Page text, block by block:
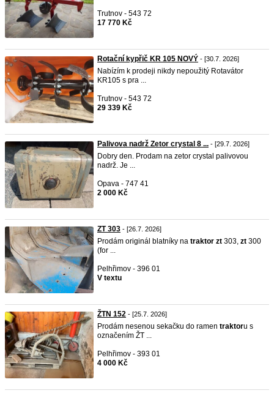
Trutnov - 543 72
17 770 Kč
Rotační kypřič KR 105 NOVÝ - [30.7. 2026]
Nabízím k prodeji nikdy nepoužitý Rotavátor
KR105 s pra ...
Trutnov - 543 72
29 339 Kč
Palivova nadrž Zetor crystal 8 ... - [29.7. 2026]
Dobry den. Prodam na zetor crystal palivovou
nadrž. Je ...
Opava - 747 41
2 000 Kč
ZT 303 - [26.7. 2026]
Prodám originál blatníky na traktor zt 303, zt 300
(for ...
Pelhřimov - 396 01
V textu
ŽTN 152 - [25.7. 2026]
Prodám nesenou sekačku do ramen traktoru s
označením ŽT ...
Pelhřimov - 393 01
4 000 Kč